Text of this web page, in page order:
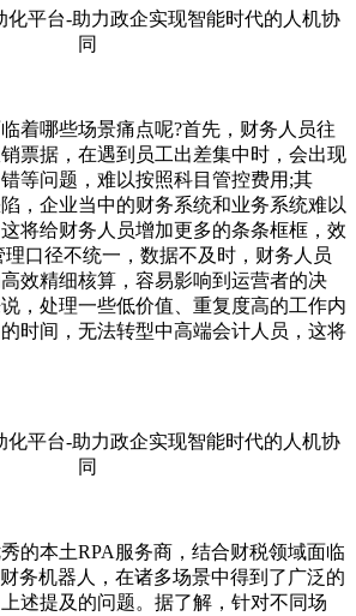
着哪些场景痛点呢?首先，财务人员往
票据，在遇到员工出差集中时，会出现
等问题，难以按照科目管控费用;其
，企业当中的财务系统和业务系统难以
将给财务人员增加更多的条条框框，效
口径不统一，数据不及时，财务人员
效精细核算，容易影响到运营者的决
，处理一些低价值、重复度高的工作内
时间，无法转型中高端会计人员，这将
的本土RPA服务商，结合财税领域面临
务机器人，在诸多场景中得到了广泛的
述提及的问题。据了解，针对不同场